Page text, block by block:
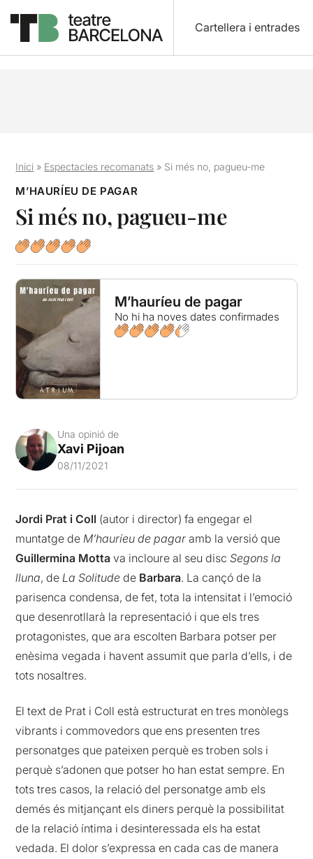
Cartellera i entrades
Inici » Espectacles recomanats » Si més no, pagueu-me
M’HAURÍEU DE PAGAR
Si més no, pagueu-me
M’hauríeu de pagar
No hi ha noves dates confirmades
Una opinió de
Xavi Pijoan
08/11/2021
Jordi Prat i Coll (autor i director) fa engegar el
muntatge deM’hauríeu de pagar amb la versió que
Guillermina Motta va incloure al seu discSegons la
lluna, deLa Solitude de Barbara. La cançó de la
parisenca condensa, de fet, tota la intensitat i l’emoció
que desenrotllarà la representació i que els tres
protagonistes, que ara escolten Barbara potser per
enèsima vegada i havent assumit que parla d’ells, i de
tots nosaltres.
El text de Prat i Coll està estructurat en tres monòlegs
vibrants i commovedors que ens presenten tres
personatges que pateixen perquè es troben sols i
perquè s’adonen que potser ho han estat sempre. En
tots tres casos, la relació del personatge amb els
demés és mitjançant els diners perquè la possibilitat
de la relació íntima i desinteressada els ha estat
vedada. El dolor s’expressa en cada cas de manera